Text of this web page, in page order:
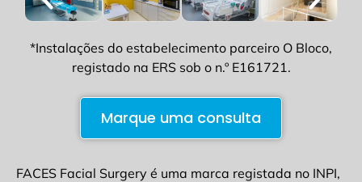
*Instalações do estabelecimento parceiro O Bloco,
registado na ERS sob o n.º E161721.
Marque uma consulta
FACES Facial Surgery é uma marca registada no INPI,